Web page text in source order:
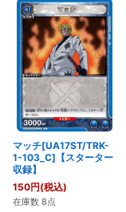
マッチ[UA17ST/TRK-
1-103_C]【スターター
収録】
150円(税込)
在庫数 8点